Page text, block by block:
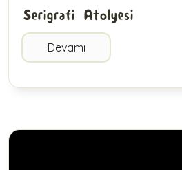
Serigrafi Atolyesi
Devamı